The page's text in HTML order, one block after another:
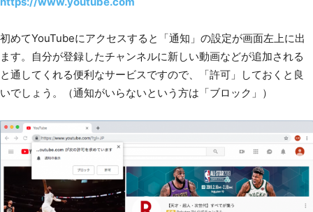
初めてYouTubeにアクセスすると「通知」の設定が画面左上に出
ます。自分が登録したチャンネルに新しい動画などが追加される
と通してくれる便利なサービスですので、「許可」しておくと良
いでしょう。（通知がいらないという方は「ブロック」）